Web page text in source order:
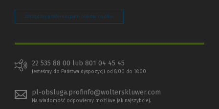
Zarządzaj preferencjami plików cookie
22 535 88 00 lub 801 04 45 45
Jesteśmy do Państwa dyspozycji od 8:00 do 16:00
pl-obsluga.profinfo@wolterskluwer.com
Na wiadomość odpowiemy możliwe jak najszybciej.